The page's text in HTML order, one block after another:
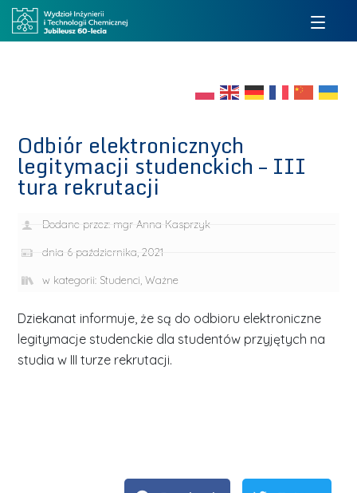
Odbiór elektronicznych
legitymacji studenckich – III
tura rekrutacji
Dodane przez: mgr Anna Kasprzyk
dnia 6 października, 2021
w kategorii: Studenci,Ważne
Dziekanat informuje, że są do odbioru elektroniczne
legitymacje studenckie dla studentów przyjętych na
studia w III turze rekrutacji.